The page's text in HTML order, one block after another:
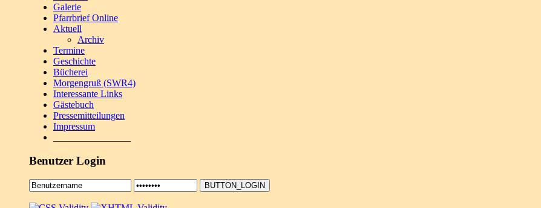
Galerie
Pfarrbrief Online
Aktuell
Archiv
Termine
Geschichte
Bücherei
Morgengruß (SWR4)
Interessante Links
Gästebuch
Pressemitteilungen
Impressum
Benutzer Login
BUTTON_LOGIN